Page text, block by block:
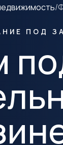
/
ПОД